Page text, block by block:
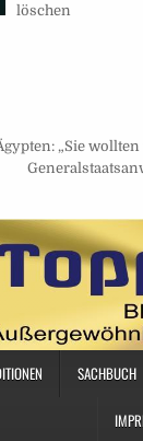
löschen
„Sie